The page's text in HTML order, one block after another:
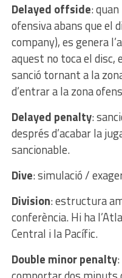
Delayed offside:
ofensiva abans que el
company), es genera
aquest no toca el disc,
sanció tornant a la
d’entrar a la zona
Delayed penalty:
després d’acabar la
sancionable.
Dive: simulació /
Division: estructura
conferència. Hi ha
Central i la Pacífic.
Double minor penalty